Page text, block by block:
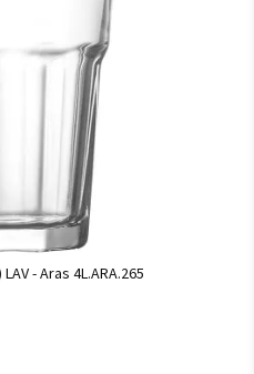
- Aras 4L.ARA.265